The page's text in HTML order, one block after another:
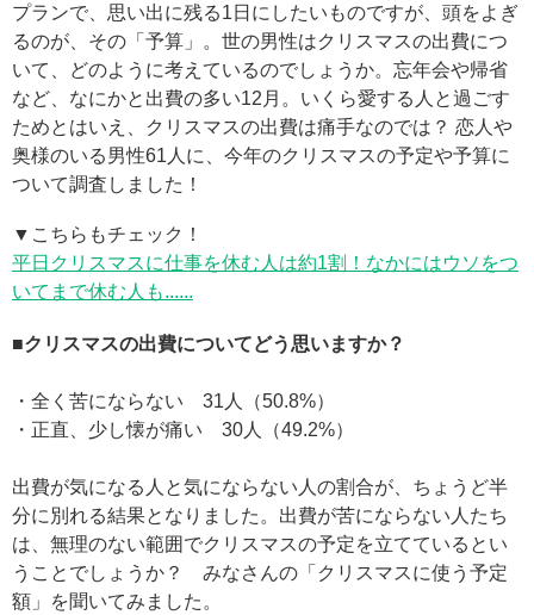
プランで、思い出に残る1日にしたいものですが、頭をよぎ
るのが、その「予算」。世の男性はクリスマスの出費につ
いて、どのように考えているのでしょうか。忘年会や帰省
など、なにかと出費の多い12月。いくら愛する人と過ごす
ためとはいえ、クリスマスの出費は痛手なのでは？ 恋人や
奥様のいる男性61人に、今年のクリスマスの予定や予算に
ついて調査しました！
▼こちらもチェック！
平日クリスマスに仕事を休む人は約1割！なかにはウソをつ
いてまで休む人も......
■クリスマスの出費についてどう思いますか？
・全く苦にならない 31人（50.8%）
・正直、少し懐が痛い 30人（49.2%）
出費が気になる人と気にならない人の割合が、ちょうど半
分に別れる結果となりました。出費が苦にならない人たち
は、無理のない範囲でクリスマスの予定を立てているとい
うことでしょうか？ みなさんの「クリスマスに使う予定
額」を聞いてみました。